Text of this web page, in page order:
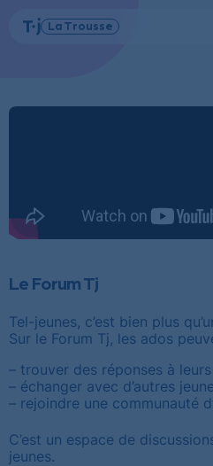
Tel- La Trousse
Page
Le Forum Tj
Tel-jeunes, c’est bien plus
Sur le Forum Tj, les ados
– trouver des réponses à
– échanger avec d’autres
– rejoindre une communauté
C’est un espace de
jeunes.